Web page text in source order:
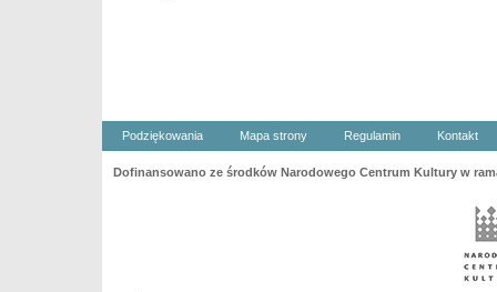
Podziękowania Mapa strony Regulamin Kontakt
Dofinansowano ze środków Narodowego Centrum Kultury w